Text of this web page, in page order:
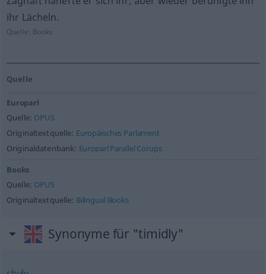
ihr Lächeln.
Quelle: Books
Quelle
Europarl
Quelle: OPUS
Originaltextquelle: Europäisches Parlament
Originaldatenbank: Europarl Parallel Corups
Books
Quelle: OPUS
Originaltextquelle: Bilingual Books
Synonyme für "timidly"